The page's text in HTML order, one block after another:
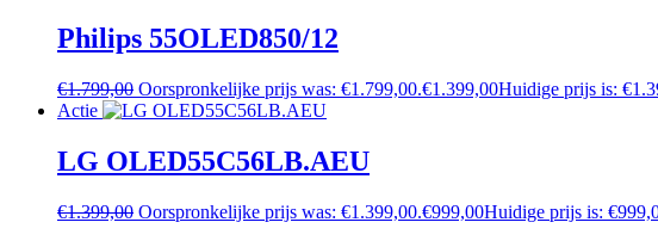
Philips 55OLED850/12
€1.799,00 Oorspronkelijke prijs was: €1.799,00.€1.399,00Huidige prijs is:
Actie
LG OLED55C56LB.AEU
€1.399,00 Oorspronkelijke prijs was: €1.399,00.€999,00Huidige prijs is: